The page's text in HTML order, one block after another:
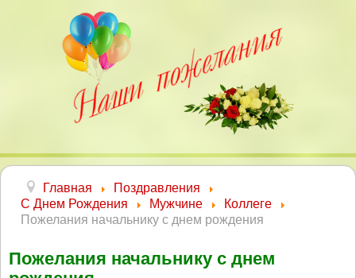
Главная
Поздравления
С Днем Рождения
Мужчине
Коллеге
Пожелания начальнику с днем рождения
Пожелания начальнику с днем